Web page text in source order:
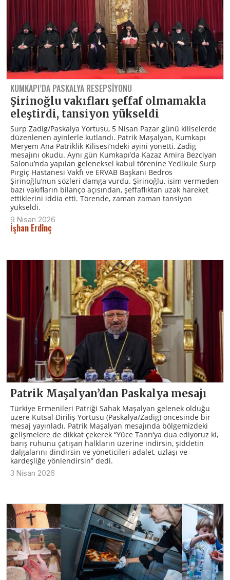
KUMKAPI’DA PASKALYA RESEPSİYONU
Şirinoğlu vakıfları şeffaf olmamakla
eleştirdi, tansiyon yükseldi
Surp Zadig/Paskalya Yortusu, 5 Nisan Pazar günü kiliselerde
düzenlenen ayinlerle kutlandı. Patrik Maşalyan, Kumkapı
Meryem Ana Patriklik Kilisesi’ndeki ayini yönetti, Zadig
mesajını okudu. Aynı gün Kumkapı’da Kazaz Amira Bezciyan
Salonu’nda yapılan geleneksel kabul törenine Yedikule Surp
Pırgiç Hastanesi Vakfı ve ERVAB Başkanı Bedros
Şirinoğlu’nun sözleri damga vurdu. Şirinoğlu, isim vermeden
bazı vakıfların bilanço açısından, şeffaflıktan uzak hareket
ettiklerini iddia etti. Törende, zaman zaman tansiyon
yükseldi.
9 Nisan 2026
İşhan Erdinç
Patrik Maşalyan’dan Paskalya mesajı
Türkiye Ermenileri Patriği Sahak Maşalyan gelenek olduğu
üzere Kutsal Diriliş Yortusu (Paskalya/Zadig) öncesinde bir
mesaj yayınladı. Patrik Maşalyan mesajında bölgemizdeki
gelişmelere de dikkat çekerek “Yüce Tanrı’ya dua ediyoruz ki,
barış ruhunu çatışan halkların üzerine indirsin, şiddetin
dalgalarını dindirsin ve yöneticileri adalet, uzlaşı ve
kardeşliğe yönlendirsin” dedi.
3 Nisan 2026